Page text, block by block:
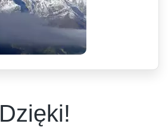
Dzięki!